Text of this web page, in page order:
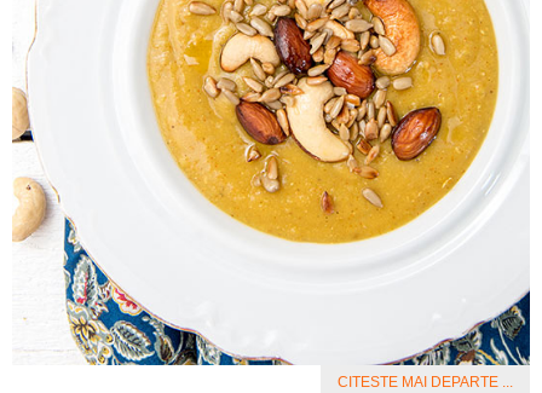
CITESTE MAI DEPARTE ...